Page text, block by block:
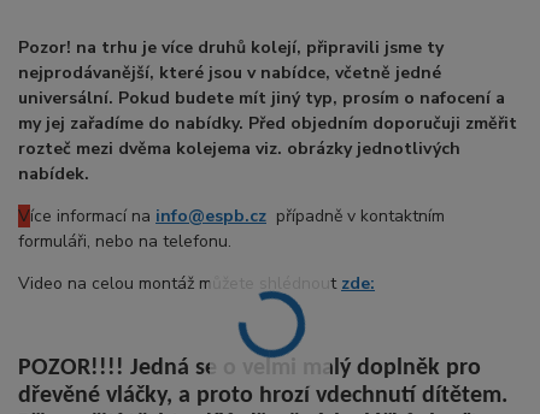
Pozor! na trhu je více druhů kolejí, připravili jsme ty
nejprodávanější, které jsou v nabídce, včetně jedné
universální. Pokud budete mít jiný typ, prosím o nafocení a
my jej zařadíme do nabídky. Před objedním doporučuji změřit
rozteč mezi dvěma kolejema viz. obrázky jednotlivých
nabídek.
Více informací na info@espb.cz případně v kontaktním
formuláři, nebo na telefonu.
Video na celou montáž můžete shlédnout zde:
POZOR!!!! Jedná se o velmi malý doplněk pro
dřevěné vláčky, a proto hrozí vdechnutí dítětem.